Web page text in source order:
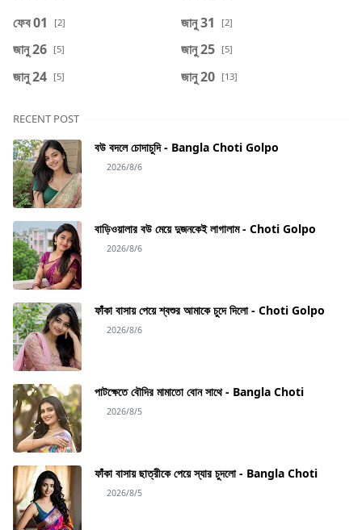
ফেব 01 [2] জানু 31 [2]
জানু 26 [5] জানু 25 [5]
জানু 24 [5] জানু 20 [13]
RECENT POST
বউ বদলে চোদাচুদি - Bangla Choti Golpo
2026/8/6
বাড়িওয়ালার বউ মেয়ে দুজনকেই লাগালাম - Choti Golpo
2026/8/6
ফাঁকা বাসায় পেয়ে শ্বশুর আমাকে চুদে দিলো - Choti Golpo
2026/8/6
পাটক্ষেতে বৌদির মামাতো বোন সাথে - Bangla Choti
2026/8/5
ফাঁকা বাসায় ছাত্রীকে পেয়ে স্যার চুদলো - Bangla Choti
2026/8/5